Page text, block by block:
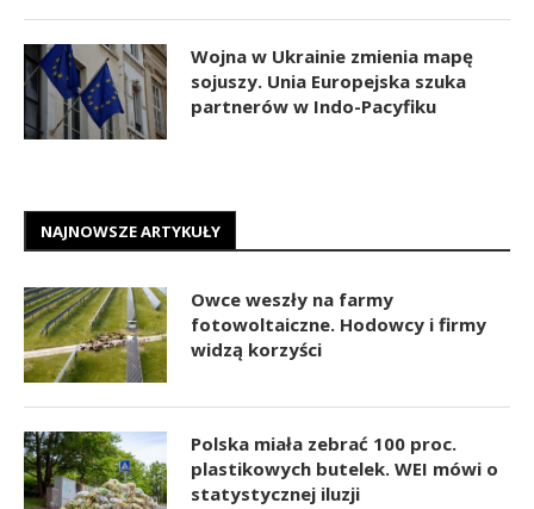
Wojna w Ukrainie zmienia mapę
sojuszy. Unia Europejska szuka
partnerów w Indo-Pacyfiku
NAJNOWSZE ARTYKUŁY
Owce weszły na farmy
fotowoltaiczne. Hodowcy i firmy
widzą korzyści
Polska miała zebrać 100 proc.
plastikowych butelek. WEI mówi o
statystycznej iluzji